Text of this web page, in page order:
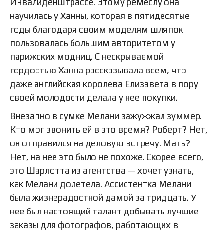
научилась у Ханны, которая в пятидесятые
годы благодаря своим моделям шляпок
пользовалась большим авторитетом у
парижских модниц. С нескрываемой
гордостью Ханна рассказывала всем, что
даже английская королева Елизавета в пору
своей молодости делала у нее покупки.
Внезапно в сумке Мелани зажужжал зуммер.
Кто мог звонить ей в это время? Роберт? Нет,
он отправился на деловую встречу. Мать?
Нет, на нее это было не похоже. Скорее всего,
это Шарлотта из агентства — хочет узнать,
как Мелани долетела. Ассистентка Мелани
была жизнерадостной дамой за тридцать. У
нее был настоящий талант добывать лучшие
заказы для фотографов, работающих в